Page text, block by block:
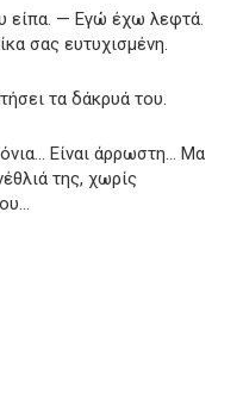
είπα. — Εγώ έχω λεφτά.
σας ευτυχισμένη.
τα δάκρυά του.
Είναι άρρωστη… Μα
της, χωρίς